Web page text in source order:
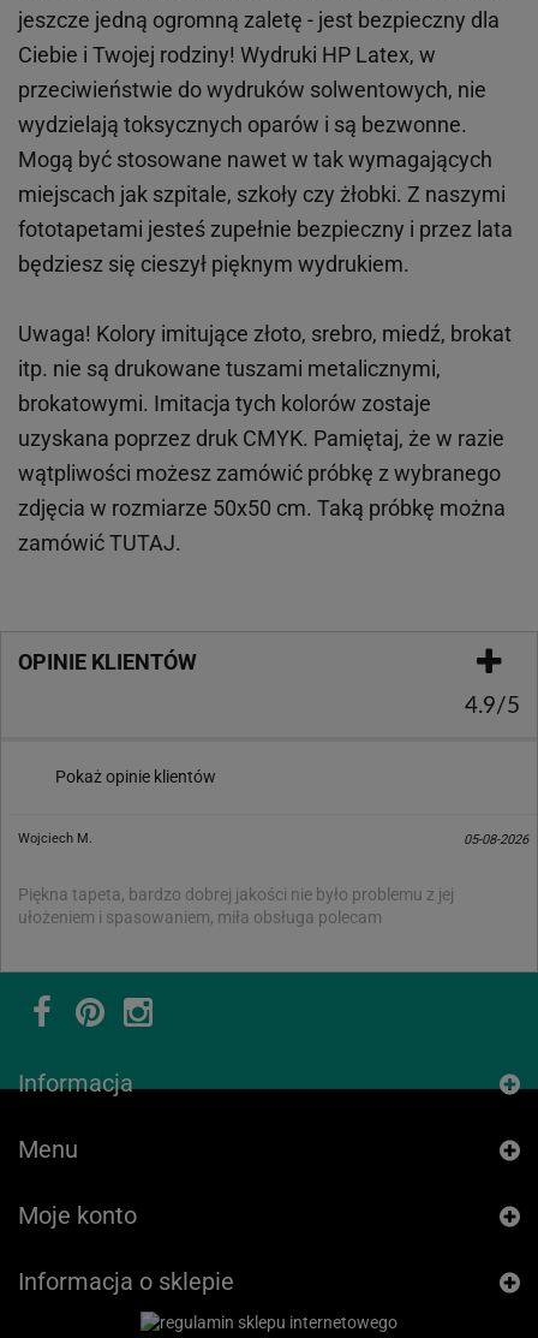
jeszcze jedną ogromną zaletę - jest bezpieczny dla
Ciebie i Twojej rodziny! Wydruki HP Latex, w
przeciwieństwie do wydruków solwentowych, nie
wydzielają toksycznych oparów i są bezwonne.
Mogą być stosowane nawet w tak wymagających
miejscach jak szpitale, szkoły czy żłobki. Z naszymi
fototapetami jesteś zupełnie bezpieczny i przez lata
będziesz się cieszył pięknym wydrukiem.
Uwaga! Kolory imitujące złoto, srebro, miedź, brokat
itp. nie są drukowane tuszami metalicznymi,
brokatowymi. Imitacja tych kolorów zostaje
uzyskana poprzez druk CMYK. Pamiętaj, że w razie
wątpliwości możesz zamówić próbkę z wybranego
zdjęcia w rozmiarze 50x50 cm. Taką próbkę można
zamówićTUTAJ.
OPINIE KLIENTÓW
4.9/5
Pokaż opinie klientów
Wojciech M. 05-08-2026
Piękna tapeta, bardzo dobrej jakości nie było problemu z jej
ułożeniem i spasowaniem, miła obsługa polecam
Informacja
Menu
Moje konto
Informacja o sklepie